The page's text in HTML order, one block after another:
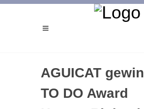
AGUICAT
TO DO Award